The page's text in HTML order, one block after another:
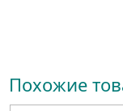
Похожие